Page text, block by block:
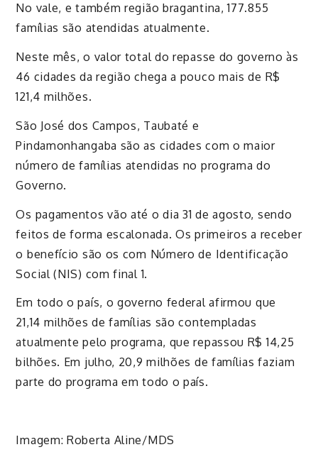
No vale, e também região bragantina, 177.855
famílias são atendidas atualmente.
Neste mês, o valor total do repasse do governo às
46 cidades da região chega a pouco mais de R$
121,4 milhões.
São José dos Campos, Taubaté e
Pindamonhangaba são as cidades com o maior
número de famílias atendidas no programa do
Governo.
Os pagamentos vão até o dia 31 de agosto, sendo
feitos de forma escalonada. Os primeiros a receber
o benefício são os com Número de Identificação
Social (NIS) com final 1.
Em todo o país, o governo federal afirmou que
21,14 milhões de famílias são contempladas
atualmente pelo programa, que repassou R$ 14,25
bilhões. Em julho, 20,9 milhões de famílias faziam
parte do programa em todo o país.
Imagem: Roberta Aline/MDS